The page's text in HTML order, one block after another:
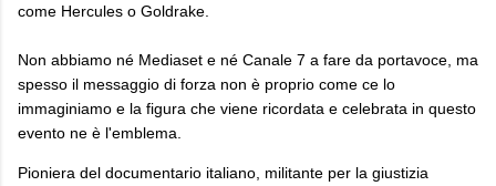
come Hercules o Goldrake.
Non abbiamo né Mediaset e né Canale 7 a fare da portavoce, ma
spesso il messaggio di forza non è proprio come ce lo
immaginiamo e la figura che viene ricordata e celebrata in questo
evento ne è l'emblema.
Pioniera del documentario italiano, militante per la giustizia